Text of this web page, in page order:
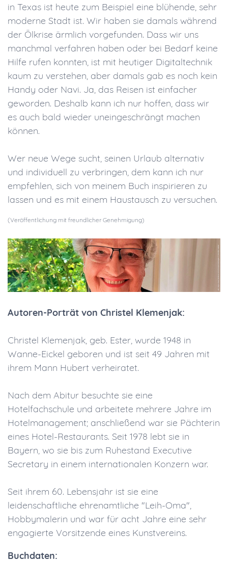
in Texas ist heute zum Beispiel eine blühende, sehr
moderne Stadt ist. Wir haben sie damals während
der Ölkrise ärmlich vorgefunden. Dass wir uns
manchmal verfahren haben oder bei Bedarf keine
Hilfe rufen konnten, ist mit heutiger Digitaltechnik
kaum zu verstehen, aber damals gab es noch kein
Handy oder Navi. Ja, das Reisen ist einfacher
geworden. Deshalb kann ich nur hoffen, dass wir
es auch bald wieder uneingeschrängt machen
können.
Wer neue Wege sucht, seinen Urlaub alternativ
und individuell zu verbringen, dem kann ich nur
empfehlen, sich von meinem Buch inspirieren zu
lassen und es mit einem Haustausch zu versuchen.
(Veröffentlichung mit freundlicher Genehmigung)
Autoren-Porträt von Christel Klemenjak:
Christel Klemenjak, geb. Ester, wurde 1948 in
Wanne-Eickel geboren und ist seit 49 Jahren mit
ihrem Mann Hubert verheiratet.
Nach dem Abitur besuchte sie eine
Hotelfachschule und arbeitete mehrere Jahre im
Hotelmanagement; anschließend war sie Pächterin
eines Hotel-Restaurants. Seit 1978 lebt sie in
Bayern, wo sie bis zum Ruhestand Executive
Secretary in einem internationalen Konzern war.
Seit ihrem 60. Lebensjahr ist sie eine
leidenschaftliche ehrenamtliche "Leih-Oma",
Hobbymalerin und war für acht Jahre eine sehr
engagierte Vorsitzende eines Kunstvereins.
Buchdaten: